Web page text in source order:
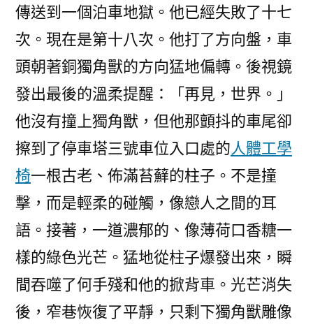
傳送到一個泊車地獄。他已經失敗了十七
次。現在是第十八次。他打了方向盤，車
頭朝著銅獨角獸的方向猛地偏轉。後視鏡
發出最後的溫柔提醒：「再見，世界。」
他沒有撞上獨角獸，但他那顫抖的車尾卻
擦到了停車塔三號車位入口處的人體工學
椅一根古老、佈滿苔蘚的柱子。不是撞
擊，而是輕柔的碰觸，像戀人之間的耳
語。接著，一道濃郁的、像薄荷口香糖一
樣的綠色光芒。猛地從柱子爆發出來，瞬
間吞噬了何手殘和他的掀背車。光芒消失
後，窄巷恢復了平靜，只剩下獨角獸雕像